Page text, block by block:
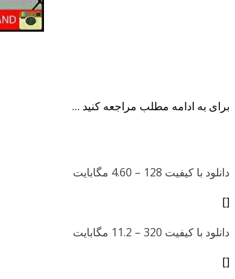
برای به ادامه مطلب مراجعه کنید …
دانلود با کیفیت 128 –
4.60 مگابایت
[]
دانلود با کیفیت 320 –
11.2 مگابایت
[]